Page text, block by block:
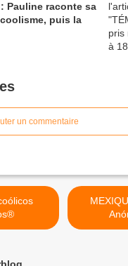
Pauline raconte sa
puis la
un commentaire